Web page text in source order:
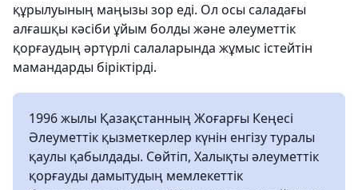
құрылуының маңызы зор еді. Ол осы саладағы
алғашқы кәсіби ұйым болды және әлеуметтік
қорғаудың әртүрлі салаларында жұмыс істейтін
мамандарды біріктірді.
1996 жылы Қазақстанның Жоғарғы Кеңесі
Әлеуметтік қызметкерлер күнін енгізу туралы
қаулы қабылдады. Сөйтіп, Халықты әлеуметтік
қорғауды дамытудың мемлекеттік